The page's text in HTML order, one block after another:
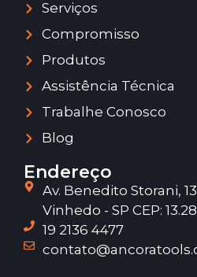
Serviços
Compromisso
Produtos
Assistência Técnica
Trabalhe Conosco
Blog
Endereço
Av. Benedito Storani,
Vinhedo - SP CEP:
19 2136 4477